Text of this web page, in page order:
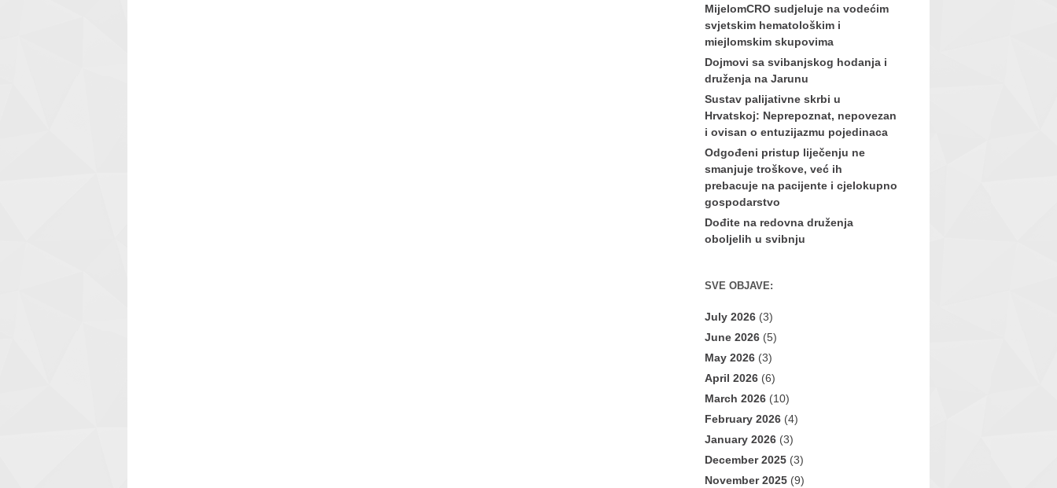
MijelomCRO sudjeluje na vodećim
svjetskim hematološkim i
miejlomskim skupovima
Dojmovi sa svibanjskog hodanja i
druženja na Jarunu
Sustav palijativne skrbi u
Hrvatskoj: Neprepoznat, nepovezan
i ovisan o entuzijazmu pojedinaca
Odgođeni pristup liječenju ne
smanjuje troškove, već ih
prebacuje na pacijente i cjelokupno
gospodarstvo
Dođite na redovna druženja
oboljelih u svibnju
SVE OBJAVE:
July 2026 (3)
June 2026 (5)
May 2026 (3)
April 2026 (6)
March 2026 (10)
February 2026 (4)
January 2026 (3)
December 2025 (3)
November 2025 (9)